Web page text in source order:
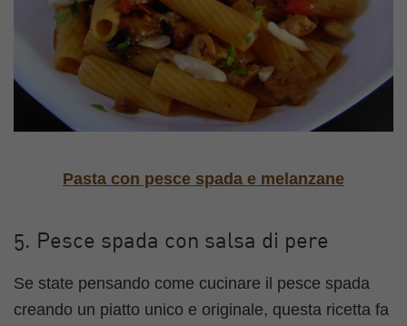
Pasta con pesce spada e melanzane
5. Pesce spada con salsa di pere
Se state pensando come cucinare il pesce spada
creando un piatto unico e originale, questa ricetta fa